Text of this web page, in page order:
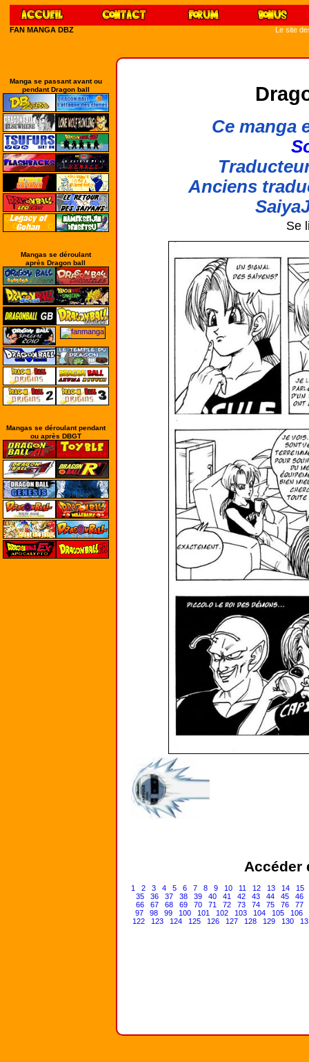
FAN MANGA DBZ Le site
Manga se passant avant ou
pendant Dragon ball
Mangas se déroulant
après Dragon ball
Mangas se déroulant pendant
ou après DBGT
Ce manga
Anciens
Se
Accéder
1 2 3 4 5 6 7 8 9 10 11 12 13 14
15
35
36 37 38 39 40 41 42 43 44 45
46
66
67 68 69 70 71 72 73 74 75 76
77
97
98 99 100 101 102 103 104 105
106
122
123 124 125 126 127 128 129 130